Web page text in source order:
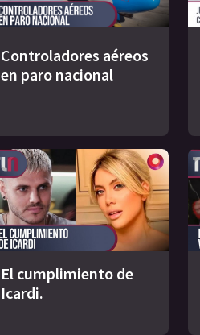
Controladores aéreos
en paro nacional
El cumplimiento de
Icardi.